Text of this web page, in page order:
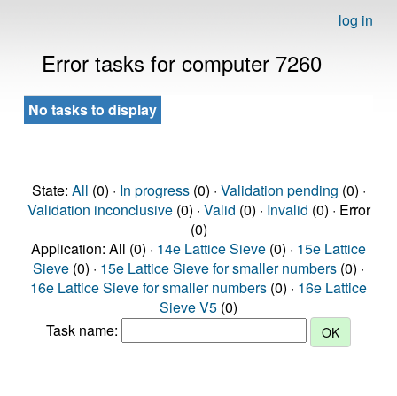
log in
Error tasks for computer 7260
No tasks to display
State: All (0) · In progress(0) · Validation pending (0) ·
Validation inconclusive(0) · Valid (0) · Invalid (0) · Error
(0)
Application: All (0) · 14e Lattice Sieve (0) · 15e Lattice
Sieve (0) · 15e Lattice Sieve for smaller numbers (0) ·
16e Lattice Sieve for smaller numbers (0) · 16e Lattice
Sieve V5 (0)
Task name: